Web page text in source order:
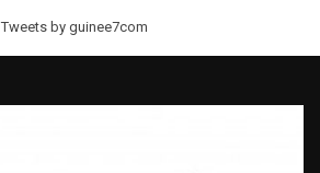
Tweets by guinee7com